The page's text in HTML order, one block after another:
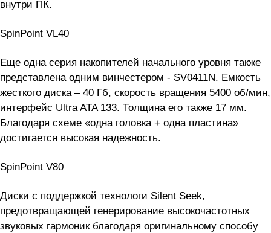
внутри ПК.
SpinPoint VL40
Еще одна серия накопителей начального уровня также
представлена одним винчестером - SV0411N. Емкость
жесткого диска – 40 Гб, скорость вращения 5400 об/мин,
интерфейс Ultra ATA 133. Толщина его также 17 мм.
Благодаря схеме «одна головка + одна пластина»
достигается высокая надежность.
SpinPoint V80
Диски с поддержкой технологи Silent Seek,
предотвращающей генерирование высокочастотных
звуковых гармоник благодаря оригинальному способу